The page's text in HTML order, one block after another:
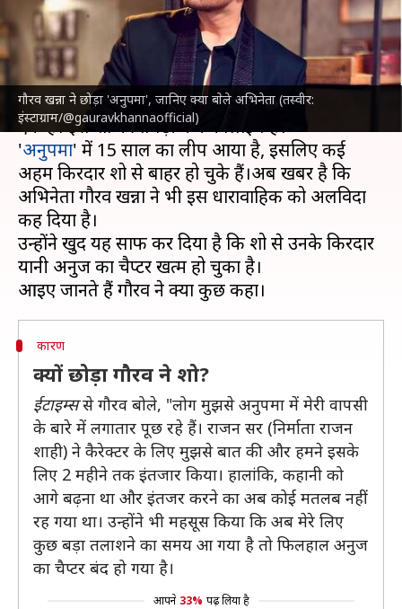
गौरव खन्ना ने छोड़ा 'अनुपमा', जानिए क्या बाेले अभिनेता (तस्वीर:
इंस्टाग्राम/@gauravkhannaofficial)
लेखन नेहा शर्मा Dec 03, 2024 12:22 pm
क्या है खबर?
'अनुपमा'टीवीके चर्चित और लोकप्रिय धारावाहिकों में से
एक है। इस शो की तगड़ी फैन फॉलोइंग है।
'अनुपमा' में 15 साल का लीप आया है, इसलिए कई
अहम किरदार शो से बाहर हो चुके हैं।अब खबर है कि
अभिनेता गौरव खन्ना ने भी इस धारावाहिक को अलविदा
कह दिया है।
उन्होंने खुद यह साफ कर दिया है कि शो से उनके किरदार
यानी अनुज का चैप्टर खत्म हो चुका है।
कारण
क्यों छोड़ा गौरव ने शो?
ईटाइम्ससे गौरव बोले, "लोग मुझसे अनुपमा में मेरी वापसी
के बारे में लगातार पूछ रहे हैं। राजन सर (निर्माता राजन
शाही) ने कैरेक्टर के लिए मुझसे बात की और हमने इसके
लिए 2 महीने तक इंतजार किया। हालांकि, कहानी को
आगे बढ़ना था और इंतजर करने का अब कोई मतलब नहीं
रह गया था। उन्होंने भी महसूस किया कि अब मेरे लिए
कुछ बड़ा तलाशने का समय आ गया है तो फिलहाल अनुज
का चैप्टर बंद हो गया है।
आपने 33% पढ़ लिया है